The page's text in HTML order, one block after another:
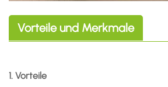
Vorteile und Merkmale
1. Vorteile